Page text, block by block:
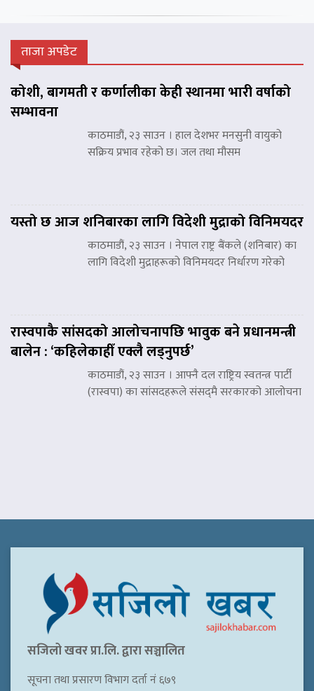
ताजा अपडेट
कोशी, बागमती र कर्णालीका केही स्थानमा भारी वर्षाको
सम्भावना
काठमाडौं, २३ साउन । हाल देशभर मनसुनी वायुको
सक्रिय प्रभाव रहेको छ। जल तथा मौसम
यस्तो छ आज शनिबारका लागि विदेशी मुद्राको विनिमयदर
काठमाडौं, २३ साउन । नेपाल राष्ट्र बैंकले (शनिबार) का
लागि विदेशी मुद्राहरूको विनिमयदर निर्धारण गरेको
रास्वपाकै सांसदको आलोचनापछि भावुक बने प्रधानमन्त्री
बालेन : ‘कहिलेकाहीँ एक्लै लड्नुपर्छ’
काठमाडौं, २३ साउन । आफ्नै दल राष्ट्रिय स्वतन्त्र पार्टी
(रास्वपा) का सांसदहरूले संसद्‌मै सरकारको आलोचना
सजिलो खवर प्रा.लि. द्वारा सञ्चालित
सूचना तथा प्रसारण विभाग दर्ता नं ६७९